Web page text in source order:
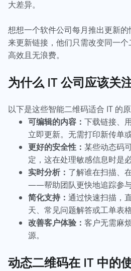
大差异。
想想一个软件公司每月推出更新
来更新链接，他们只需改变同一个
高效且无浪费。
为什么 IT 公司应该关
以下是这些智能二维码适合 IT 的原
可编辑的内容： 下载链接、
立即更新。无需打印新传单
更好的安全性： 某些动态码
定，这在处理敏感信息时是必
实时分析： 了解谁在扫描、
——帮助团队更快地追踪参与
简化支持： 通过快速扫描，
天、常见问题解答或工单表格
改善客户体验： 客户无需麻
源。
动态二维码在 IT 中的